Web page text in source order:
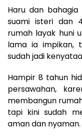
Haru dan
suami isteri dan
rumah layak huni
lama ia impikan,
sudah jadi
Hampir 8 tahun
persawahan,
membangun
tapi kini sudah
aman dan nyaman.